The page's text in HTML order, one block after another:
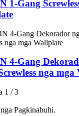
1-Gang
4-Gang
nga mga
1 / 3
Pagkinabuhi.